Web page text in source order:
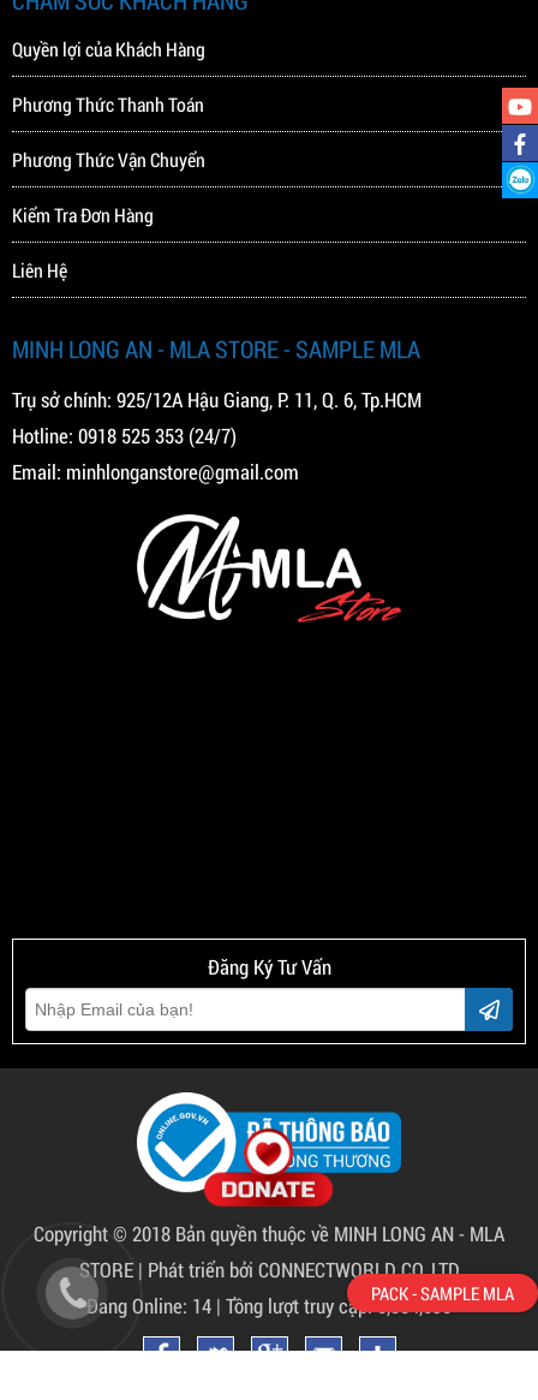
Quyền lợi của Khách Hàng
Phương Thức Thanh Toán
Phương Thức Vận Chuyển
Kiểm Tra Đơn Hàng
Liên Hệ
MINH LONG AN - MLA STORE - SAMPLE MLA
Trụ sở chính: 925/12A Hậu Giang, P. 11, Q. 6, Tp.HCM
Hotline: 0918 525 353 (24/7)
Email: minhlonganstore@gmail.com
Đăng Ký Tư Vấn
Copyright © 2018 Bản quyền thuộc về MINH LONG AN - MLA
STORE | Phát triển bởi CONNECTWORLD CO.,LTD
Đang Online: 14 | Tồng lượt truy cập: 5,884,095
PACK - SAMPLE MLA